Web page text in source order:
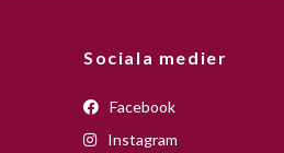
Sociala medier
Facebook
Instagram